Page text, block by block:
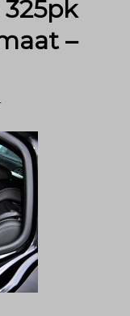
325pk
–